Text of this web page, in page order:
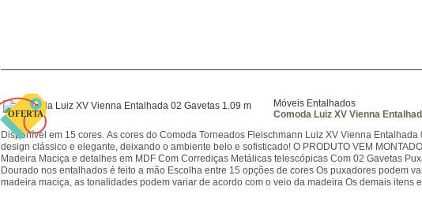
Móveis Entalhados
Comoda Luiz XV Vienna
Disponível em 15 cores. As cores do Comoda Torneados Fleischmann Luiz XV Vienna
design clássico e elegante, deixando o ambiente belo e sofisticado! O PRODUTO VEM
Madeira Maciça e detalhes em MDF Com Corrediças Metálicas telescópicas Com 02 Gavetas
Dourado nos entalhados é feito a mão Escolha entre 15 opções de cores Os puxadores podem
madeira maciça, as tonalidades podem variar de acordo com o veio da madeira Os demais itens